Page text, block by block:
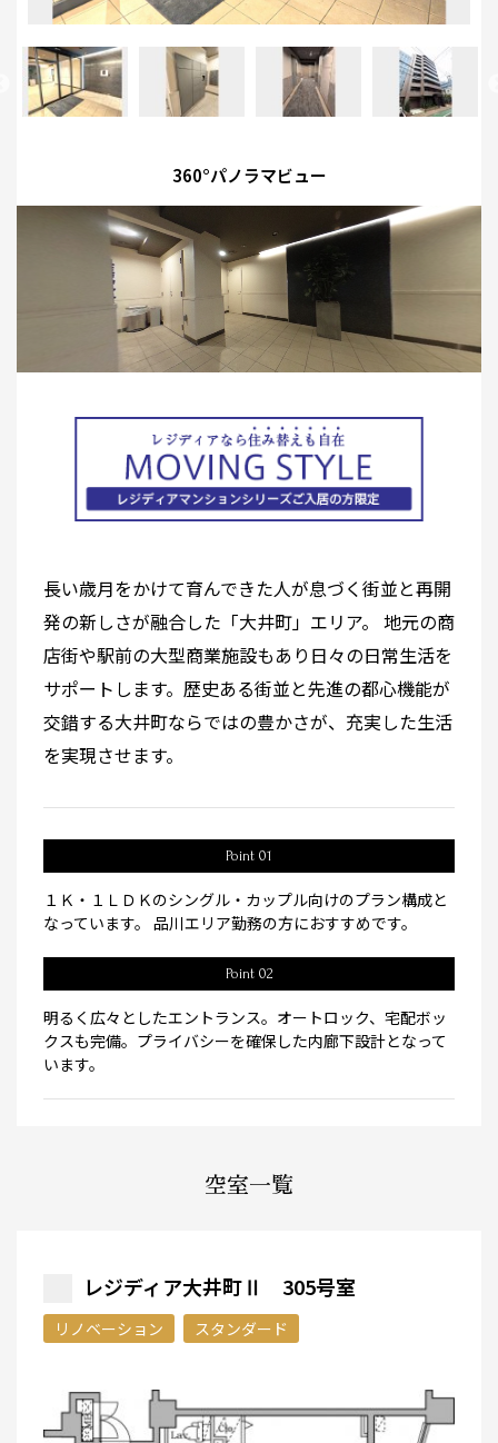
360°パノラマビュー
長い歳月をかけて育んできた人が息づく街並と再開
発の新しさが融合した「大井町」エリア。 地元の商
店街や駅前の大型商業施設もあり日々の日常生活を
サポートします。歴史ある街並と先進の都心機能が
交錯する大井町ならではの豊かさが、充実した生活
を実現させます。
Point 01
１Ｋ・１ＬＤＫのシングル・カップル向けのプラン構成と
なっています。 品川エリア勤務の方におすすめです。
Point 02
明るく広々としたエントランス。オートロック、宅配ボッ
クスも完備。プライバシーを確保した内廊下設計となって
います。
空室一覧
レジディア大井町Ⅱ 305号室
リノベーション スタンダード